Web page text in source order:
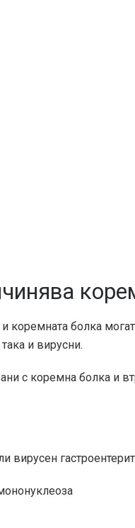
коремната болка
и вирусни.
с коремна болка и
вирусен гастроентерит